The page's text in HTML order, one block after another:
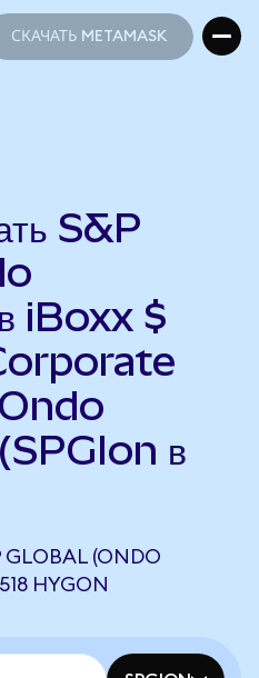
СКАЧАТЬ METAMASK
S&P
iBoxx $
в
GLOBAL (ONDO
HYGON